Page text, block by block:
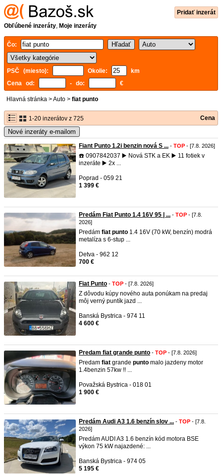
Pridať inzerát
Obľúbené inzeráty, Moje inzeráty
Čo:
PSČ (miesto): Okolie:
km
Cena od:
- do: €
Hlavná stránka >Auto > fiat punto
1-20 inzerátov z 725 Cena
Nové inzeráty e-mailom
Fiant Punto 1.2i benzin nová S ... - TOP - [7.8. 2026]
☎️ 0907842037 ▶️ Nová STK a EK ▶️ 11 fotiek v
inzeráte ▶️ 2x ...
Poprad - 059 21
1 399 €
Predám Fiat Punto 1.4 16V 95 | ... - TOP - [7.8.
2026]
Predám fiat punto 1.4 16V (70 kW, benzín) modrá
metalíza s 6-stup ...
Detva - 962 12
700 €
Fiat Punto - TOP - [7.8. 2026]
Z dôvodu kúpy nového auta ponúkam na predaj
môj verný puntík jazd ...
Banská Bystrica - 974 11
4 600 €
Predam fiat grande punto - TOP - [7.8. 2026]
Predam fiat grande punto malo jazdeny motor
1.4benzin 57kw !! ...
Považská Bystrica - 018 01
1 900 €
Predám Audi A3 1.6 benzín slov ... - TOP - [7.8.
2026]
Predám AUDI A3 1.6 benzín kód motora BSE
výkon 75 kW najazdené: ...
Banská Bystrica - 974 05
5 195 €